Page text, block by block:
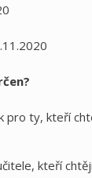
pro ty, kteří
kteří